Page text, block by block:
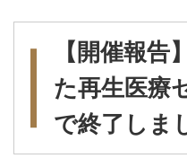
【開催報告
た再生医療
で終了しま